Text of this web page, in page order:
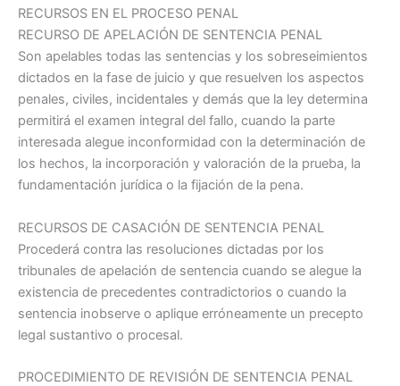
RECURSOS EN EL PROCESO PENAL
RECURSO DE APELACIÓN DE SENTENCIA PENAL
Son apelables todas las sentencias y los sobreseimientos
dictados en la fase de juicio y que resuelven los aspectos
penales, civiles, incidentales y demás que la ley determina
permitirá el examen integral del fallo, cuando la parte
interesada alegue inconformidad con la determinación de
los hechos, la incorporación y valoración de la prueba, la
fundamentación jurídica o la fijación de la pena.
RECURSOS DE CASACIÓN DE SENTENCIA PENAL
Procederá contra las resoluciones dictadas por los
tribunales de apelación de sentencia cuando se alegue la
existencia de precedentes contradictorios o cuando la
sentencia inobserve o aplique erróneamente un precepto
legal sustantivo o procesal.
PROCEDIMIENTO DE REVISIÓN DE SENTENCIA PENAL